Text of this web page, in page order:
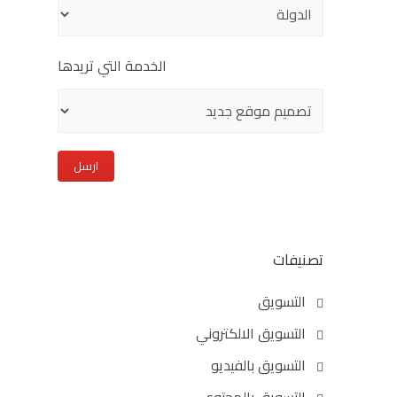
الخدمة التي تريدها
تصنيفات
التسويق
التسويق الالكتروني
التسويق بالفيديو